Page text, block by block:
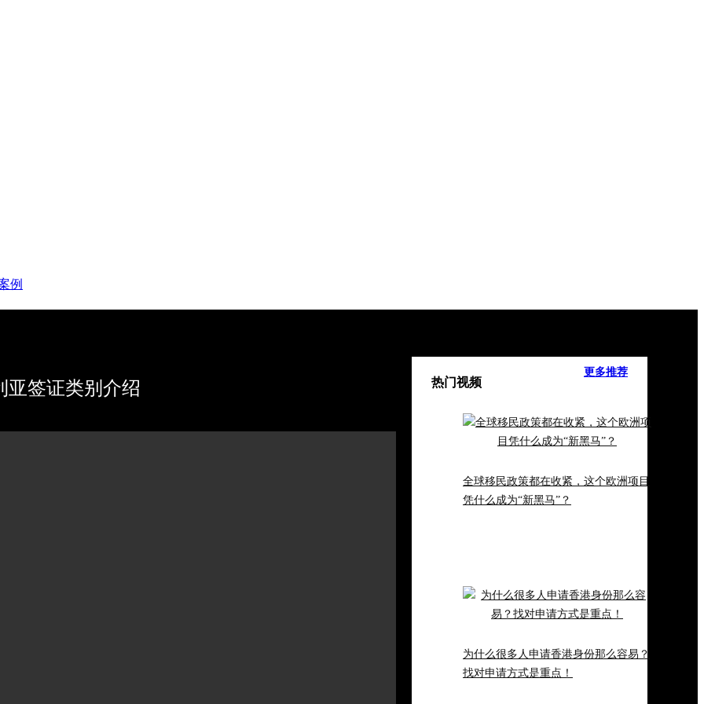
亚签证类别介绍 热门视频
更多推荐
全球移民政策都在收紧，这个欧洲项目
凭什么成为“新黑马”？
为什么很多人申请香港身份那么容易？
找对申请方式是重点！